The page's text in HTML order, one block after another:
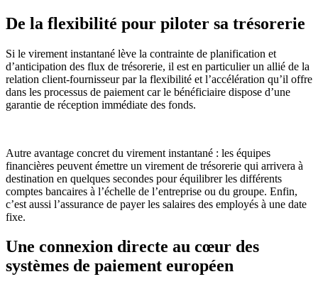
De la flexibilité pour piloter sa trésorerie
Si le virement instantané lève la contrainte de planification et
d’anticipation des flux de trésorerie, il est en particulier un allié de la
relation client-fournisseur par la flexibilité et l’accélération qu’il offre
dans les processus de paiement car le bénéficiaire dispose d’une
garantie de réception immédiate des fonds.
Autre avantage concret du virement instantané : les équipes
financières peuvent émettre un virement de trésorerie qui arrivera à
destination en quelques secondes pour équilibrer les différents
comptes bancaires à l’échelle de l’entreprise ou du groupe. Enfin,
c’est aussi l’assurance de payer les salaires des employés à une date
fixe.
Une connexion directe au cœur des
systèmes de paiement européen